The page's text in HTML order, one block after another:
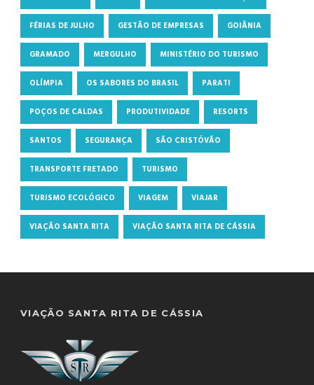
FÉRIAS DE JULHO GESTÃO DE EMPRESAS GOIÂNIA
GRAMADO MERGULHO MINISTÉRIO DO TURISMO
OLÍMPIA OS SABORES DO BRASIL PARATI
POÇOS DE CALDAS PRODUTIVIDADE RESORTS
SANTOS SEGURANÇA SÃO CRISTÓVÃO
TRANSPORTE FRETADO TURISMO
TURISMO ECOLÓGICO VIAGEM VIAJAR
VIAÇÃO SANTA RITA VIAÇÃO SANTA RITA DE CÁSSIA
VIAÇÃO SANTA RITA DE CÁSSIA